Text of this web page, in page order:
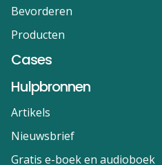
Bevorderen
Producten
Cases
Hulpbronnen
Artikels
Nieuwsbrief
Gratis e-boek en audioboek